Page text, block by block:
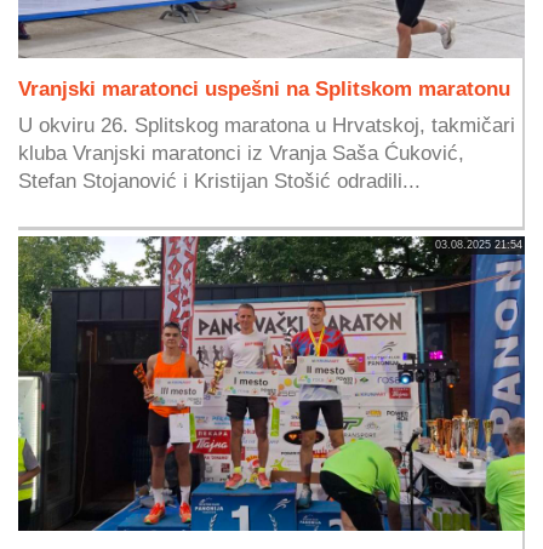
Vranjski maratonci uspešni na Splitskom maratonu
U okviru 26. Splitskog maratona u Hrvatskoj, takmičari
kluba Vranjski maratonci iz Vranja Saša Ćuković,
Stefan Stojanović i Kristijan Stošić odradili...
03.08.2025 21:54